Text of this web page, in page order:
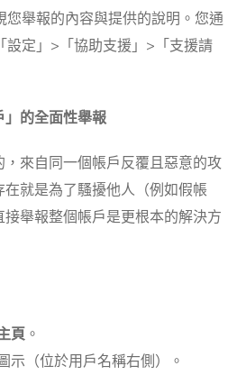
您舉報的內容與提供的說明。您通
設定」>「協助支援」>「支援請
的全面性舉報
來自同一個帳戶反覆且惡意的攻
就是為了騷擾他人（例如假帳
舉報整個帳戶是更根本的解決方
頁 。
示（位於用戶名稱右側）。